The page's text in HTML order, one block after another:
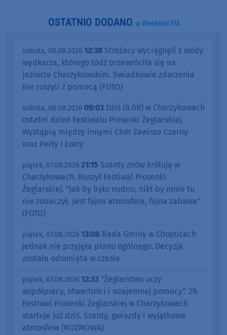
OSTATNIO DODANO w Weekend FM
sobota, 08.08.2026 12:38 Strażacy wyciągnęli z wody
wędkarza, którego łódź przewróciła się na
Jeziorze Charzykowskim. Świadkowie zdarzenia
nie ruszyli z pomocą (FOTO)
sobota, 08.08.2026 09:03 Dziś (8.08) w Charzykowach
ostatni dzień Festiwalu Piosenki Żeglarskiej.
Wystąpią między innymi Chór Zawisza Czarny
oraz Perły i Łotry
piątek, 07.08.2026 21:15 Szanty znów królują w
Charzykowach. Ruszył Festiwal Piosenki
Żeglarskiej. "Jak by było nudno, nikt by mnie tu
nie zobaczył. Jest fajna atmosfera, fajna zabawa"
(FOTO)
piątek, 07.08.2026 13:08 Rada Gminy w Chojnicach
jednak nie przyjęła planu ogólnego. Decyzja
została odsunięta w czasie
piątek, 07.08.2026 12:33 "Żeglarstwo uczy
współpracy, otwartości i wzajemnej pomocy". 29.
Festiwal Piosenki Żeglarskiej w Charzykowach
startuje już dziś. Szanty, gwiazdy i wyjątkowa
atmosfera (ROZMOWA)